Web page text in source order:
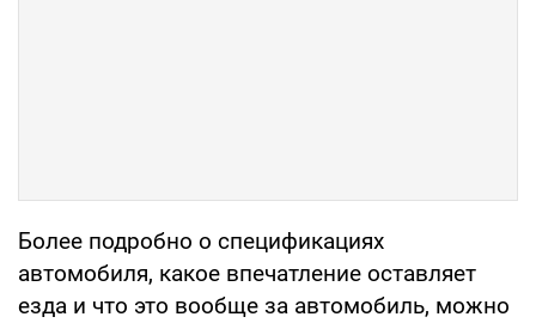
Более подробно о спецификациях
автомобиля, какое впечатление оставляет
езда и что это вообще за автомобиль, можно